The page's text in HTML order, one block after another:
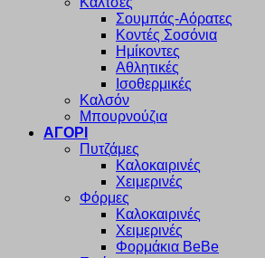
Σουμπάς-Αόρατες
Κοντές Σοσόνια
Ημίκοντες
Αθλητικές
Ισοθερμικές
Καλσόν
Μπουρνούζια
ΑΓΟΡΙ
Πυτζάμες
Καλοκαιρινές
Χειμερινές
Φόρμες
Καλοκαιρινές
Χειμερινές
Φορμάκια BeBe